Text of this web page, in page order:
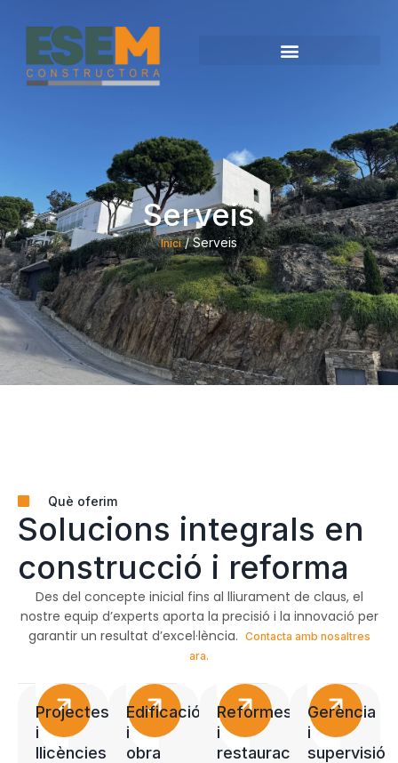
Serveis
Inici/ Serveis
Des del concepte inicial fins al lliurament de claus, el
nostre equip d’experts aporta la precisió i la innovació per
garantir un resultat d’excel·lència. Contacta amb nosaltres
ara.
Què oferim
Solucions integrals en
construcció i reforma
Projectes
i
llicències
Edificació
i
obra
Reformes
i
restauració
Gerència
i
supervisió